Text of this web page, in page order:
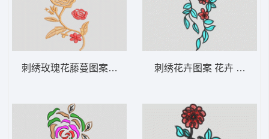
刺绣玫瑰花藤蔓图案 花卉 衣裤裙鞋包通用刺绣花卉图案 花卉 衣裤裙